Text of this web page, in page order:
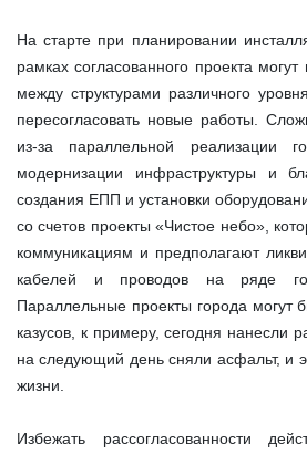
На старте при планировании
рамках согласованного проекта могут
между структурами различного
пересогласовать новые работы.
из-за параллельной реализации
модернизации инфраструктуры и
создания ЕПП и установки
со счетов проекты «Чистое небо»,
коммуникациям и предполагают
кабелей и проводов на ряде
Параллельные проекты города могут
казусов, к примеру, сегодня нанесли
на следующий день сняли асфальт, и
жизни.
Избежать рассогласованности